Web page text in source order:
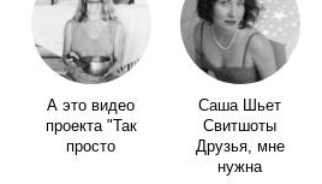
А это видео
проекта "Так
просто
Саша Шьет
Свитшоты
Друзья, мне
нужна